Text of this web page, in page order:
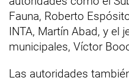
Fauna, Roberto
INTA, Martín Abad, y el
municipales, Víctor
Las autoridades